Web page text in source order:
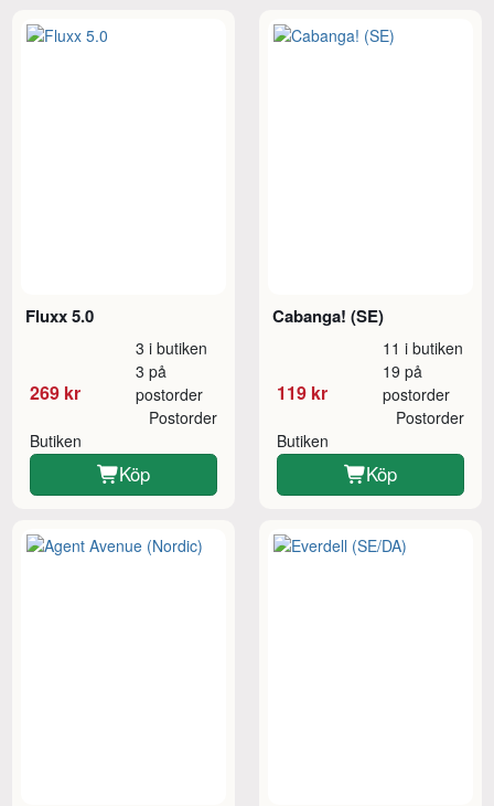
Fluxx 5.0
269 kr
3 i butiken
3 på
postorder
Butiken
Postorder
Köp
Cabanga! (SE)
119 kr
11 i butiken
19 på
postorder
Butiken
Postorder
Köp